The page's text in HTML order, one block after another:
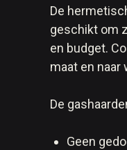
De
geschikt om
en budget.
maat en naar
De
Geen